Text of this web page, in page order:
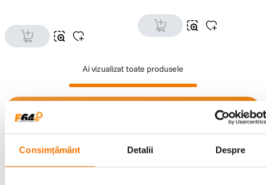
Consimțământ Detalii Despre
8.
Ai vizualizat toate produsele
Alatura-te comunitatii creatorilor
Descopera inspiratie, recomandari utile,
ghiduri foto-video si oferte pregatite special